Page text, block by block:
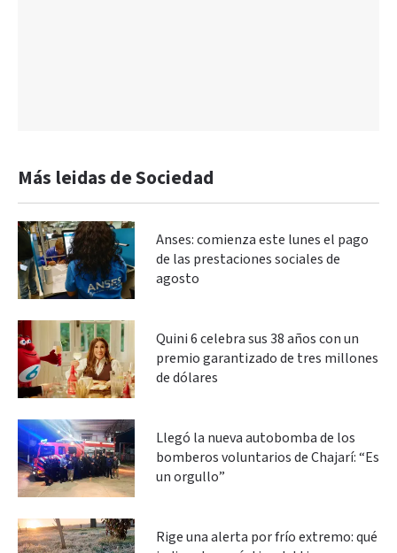
Más leidas de Sociedad
Anses: comienza este lunes el pago
de las prestaciones sociales de
agosto
Quini 6 celebra sus 38 años con un
premio garantizado de tres millones
de dólares
Llegó la nueva autobomba de los
bomberos voluntarios de Chajarí: “Es
un orgullo”
Rige una alerta por frío extremo: qué